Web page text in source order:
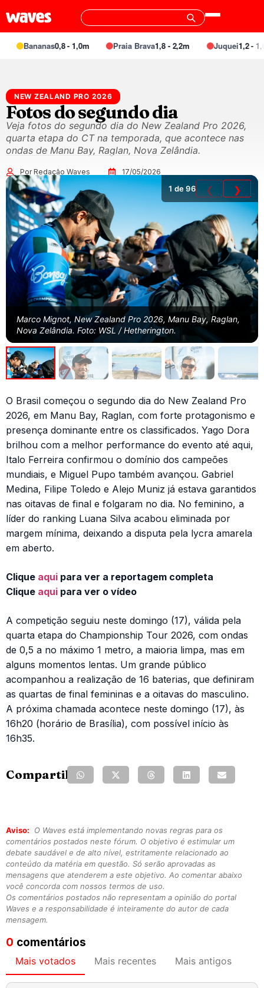
Bananas0,8 - 1,0m Praia Brava1,8 - 2,2m Juquei1,2 -
NEW ZEALAND PRO 2026
Fotos do segundo dia
Veja fotos do segundo dia do New Zealand Pro 2026,
quarta etapa do CT na temporada, que acontece nas
ondas de Manu Bay, Raglan, Nova Zelândia.
Por Redação Waves 17/05/2026
Marco Mignot, New Zealand Pro 2026, Manu Bay, Raglan,
Nova Zelândia. Foto: WSL / Hetherington.
1 de 96 ❮ ❯
O Brasil começou o segundo dia do New Zealand Pro
2026, em Manu Bay, Raglan, com forte protagonismo e
presença dominante entre os classificados. Yago Dora
brilhou com a melhor performance do evento até aqui,
Italo Ferreira confirmou o domínio dos campeões
mundiais, e Miguel Pupo também avançou. Gabriel
Medina, Filipe Toledo e Alejo Muniz já estava garantidos
nas oitavas de final e folgaram no dia. No feminino, a
líder do ranking Luana Silva acabou eliminada por
margem mínima, deixando a disputa pela lycra amarela
em aberto.
Clique aqui para ver a reportagem completa
Clique aqui para ver o vídeo
A competição seguiu neste domingo (17), válida pela
quarta etapa do Championship Tour 2026, com ondas
de 0,5 a no máximo 1 metro, a maioria limpa, mas em
alguns momentos lentas. Um grande público
acompanhou a realização de 16 baterias, que definiram
as quartas de final femininas e a oitavas do masculino.
A próxima chamada acontece neste domingo (17), às
16h20 (horário de Brasília), com possível início às
16h35.
Compartilhe:
Aviso:
O Waves está implementando novas regras para os
comentários postados neste fórum. O objetivo é estimular um
debate saudável e de alto nível, estritamente relacionado ao
conteúdo da matéria em questão. Só serão aprovadas as
mensagens que atenderem a este objetivo. Ao comentar abaixo
você concorda com nossos termos de uso.
Os comentários postados não representam a opinião do portal
Waves e a responsabilidade é inteiramente do autor de cada
mensagem.
0 comentários
Mais votados Mais recentes Mais antigos